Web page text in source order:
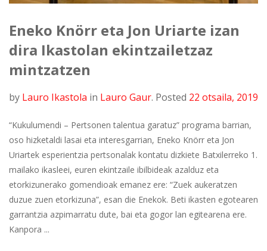
Eneko Knörr eta Jon Uriarte izan
dira Ikastolan ekintzailetzaz
mintzatzen
by Lauro Ikastola in Lauro Gaur. Posted 22 otsaila, 2019
“Kukulumendi – Pertsonen talentua garatuz” programa barrian,
oso hizketaldi lasai eta interesgarrian, Eneko Knörr eta Jon
Uriartek esperientzia pertsonalak kontatu dizkiete Batxilerreko 1.
mailako ikasleei, euren ekintzaile ibilbideak azalduz eta
etorkizunerako gomendioak emanez ere: “Zuek aukeratzen
duzue zuen etorkizuna”, esan die Enekok. Beti ikasten egotearen
garrantzia azpimarratu dute, bai eta gogor lan egitearena ere.
Kanpora ...